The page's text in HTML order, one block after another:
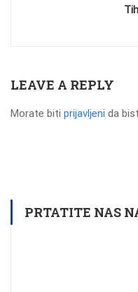
LEAVE A REPLY
Morate biti prijavljeni da
PRTATITE NAS